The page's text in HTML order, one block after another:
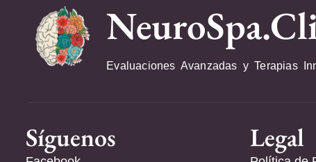
Evaluaciones Avanzadas y Terapias
Síguenos Legal